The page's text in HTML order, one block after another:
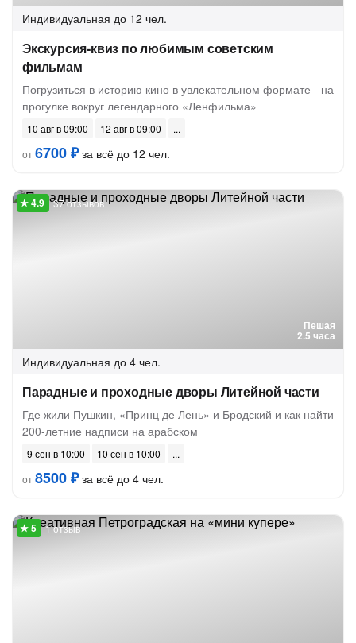
Индивидуальная до 12 чел.
Экскурсия-квиз по любимым советским
фильмам
Погрузиться в историю кино в увлекательном формате - на
прогулке вокруг легендарного «Ленфильма»
10 авг в 09:00
12 авг в 09:00
от6700 ₽за всё до 12 чел.
Пешая
2.5 часа
37 отзывов
Индивидуальная до 4 чел.
Парадные и проходные дворы Литейной части
Где жили Пушкин, «Принц де Лень» и Бродский и как найти
200-летние надписи на арабском
9 сен в 10:00
10 сен в 10:00
от8500 ₽за всё до 4 чел.
1 отзыв